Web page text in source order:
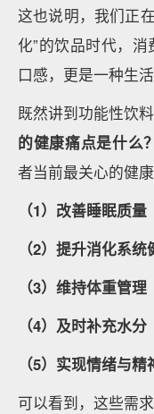
这也说明，我们正
化”的饮品时代，
口感，更是一种生
既然讲到功能性饮
的健康痛点是什么？
者当前最关心的健
（1）改善睡眠质量
（2）提升消化系统
（3）维持体重管理
（4）及时补充水分
（5）实现情绪与
可以看到，这些需